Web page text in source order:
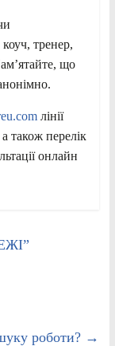
тренер,
що
лінії
також перелік
онлайн
роботи? →